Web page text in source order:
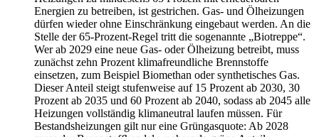
Energien zu betreiben, ist gestrichen. Gas- und Ölheizungen
dürfen wieder ohne Einschränkung eingebaut werden. An die
Stelle der 65-Prozent-Regel tritt die sogenannte „Biotreppe“.
Wer ab 2029 eine neue Gas- oder Ölheizung betreibt, muss
zunächst zehn Prozent klimafreundliche Brennstoffe
einsetzen, zum Beispiel Biomethan oder synthetisches Gas.
Dieser Anteil steigt stufenweise auf 15 Prozent ab 2030, 30
Prozent ab 2035 und 60 Prozent ab 2040, sodass ab 2045 alle
Heizungen vollständig klimaneutral laufen müssen. Für
Bestandsheizungen gilt nur eine Grüngasquote: Ab 2028